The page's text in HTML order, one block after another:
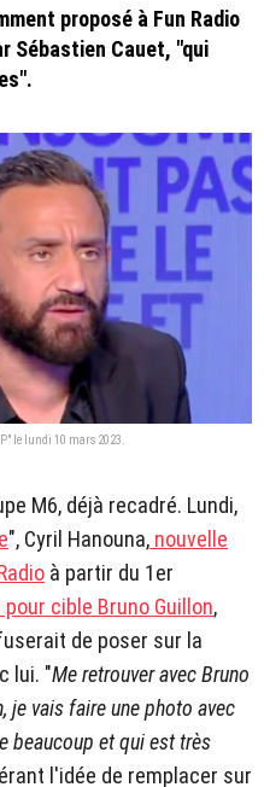
proposé à Fun Radio
Sébastien Cauet, "qui
le lundi 10 mars 2023.
M6, déjà recadré. Lundi,
", Cyril Hanouna, nouvelle
à partir du 1er
pour cible Bruno Guillon,
de poser sur la
lui. "Me retrouver avec Bruno
je vais faire une photo avec
beaucoup et qui est très
l'idée de remplacer sur